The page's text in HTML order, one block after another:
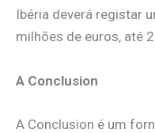
Ibéria deverá registar
milhões de euros, até
A Conclusion
A Conclusion é um